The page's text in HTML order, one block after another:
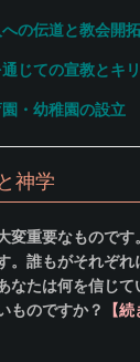
の伝道と教会開拓
じての宣教とキ
・幼稚園の設立
神学
変重要なもので
。誰もがそれぞ
なたは何を信じ
ものですか？
【